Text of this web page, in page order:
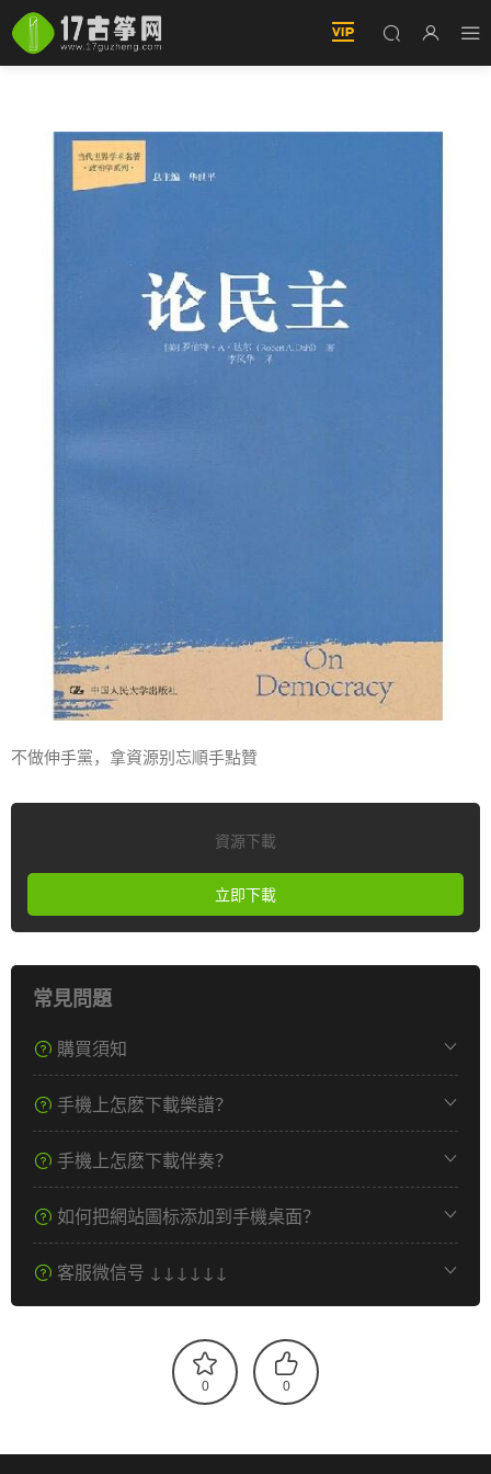
不做伸手黨，拿資源别忘順手點贊
資源下載
立即下載
常見問題
購買須知
手機上怎麽下載樂譜？
手機上怎麽下載伴奏？
如何把網站圖标添加到手機桌面？
客服微信号 ↓↓↓↓↓↓
0 0